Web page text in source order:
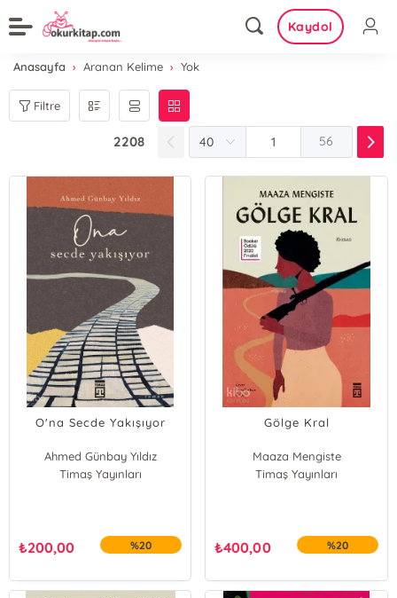
Kaydol
Anasayfa Aranan Kelime Yok
Filtre
2208 56
O'na Secde Yakışıyor
Ahmed Günbay Yıldız
Timaş Yayınları
₺200,00 %20
Gölge Kral
Maaza Mengiste
Timaş Yayınları
₺400,00 %20